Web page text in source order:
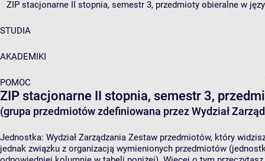
ZIP stacjonarne II stopnia, semestr 3, przedmioty obieralne w
STUDIA
AKADEMIKI
POMOC
ZIP stacjonarne II stopnia, semestr 3,
(grupa przedmiotów zdefiniowana przez Wydział
Jednostka: Wydział Zarządzania Zestaw przedmiotów, który
jednak związku z organizacją wymienionych przedmiotów